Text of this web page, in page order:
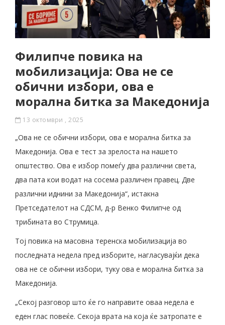
Филипче повика на
мобилизација: Ова не се
обични избори, ова е
морална битка за Македонија
13 октомври , 2025
„Ова не се обични избори, ова е морална битка за
Македонија. Ова е тест за зрелоста на нашето
општество. Ова е избор помеѓу два различни света,
два пата кои водат на сосема различен правец. Две
различни иднини за Македонија“, истакна
Претседателот на СДСМ, д-р Венко Филипче од
трибината во Струмица.
Тој повика на масовна теренска мобилизација во
последната недела пред изборите, нагласувајќи дека
ова не се обични избори, туку ова е морална битка за
Македонија.
„Секој разговор што ќе го направите оваа недела е
еден глас повеќе. Секоја врата на која ќе затропате е